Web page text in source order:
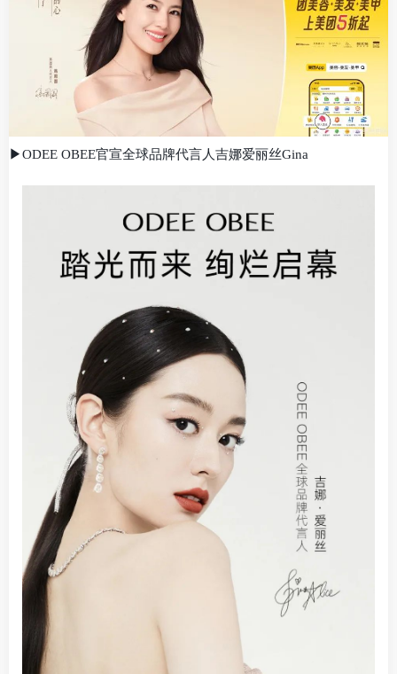
▶ODEE OBEE官宣全球品牌代言人吉娜爱丽丝Gina